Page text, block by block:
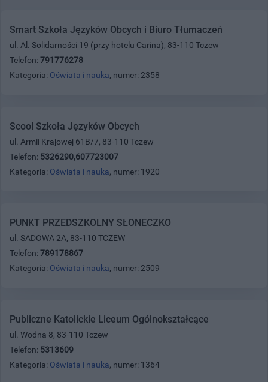
Smart Szkoła Języków Obcych i Biuro Tłumaczeń
ul. Al. Solidarności 19 (przy hotelu Carina), 83-110 Tczew
Telefon: 791776278
Kategoria: Oświata i nauka, numer: 2358
Scool Szkoła Języków Obcych
ul. Armii Krajowej 61B/7, 83-110 Tczew
Telefon: 5326290,607723007
Kategoria: Oświata i nauka, numer: 1920
PUNKT PRZEDSZKOLNY SŁONECZKO
ul. SADOWA 2A, 83-110 TCZEW
Telefon: 789178867
Kategoria: Oświata i nauka, numer: 2509
Publiczne Katolickie Liceum Ogólnokształcące
ul. Wodna 8, 83-110 Tczew
Telefon: 5313609
Kategoria: Oświata i nauka, numer: 1364